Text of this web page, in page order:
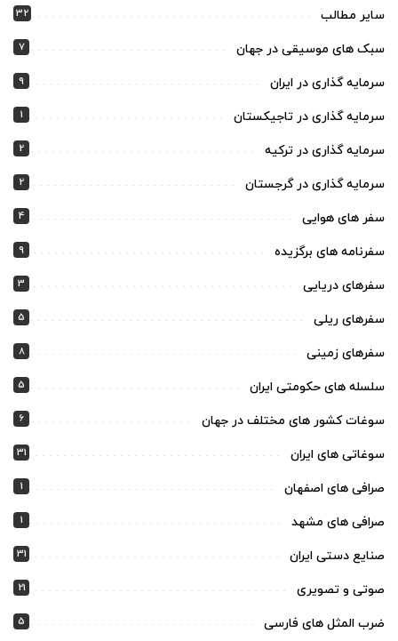
سایر مطالب 32
سبک های موسیقی در جهان 7
سرمایه گذاری در ایران 9
سرمایه گذاری در تاجیکستان 1
سرمایه گذاری در ترکیه 2
سرمایه گذاری در گرجستان 2
سفر های هوایی 4
سفرنامه های برگزیده 9
سفرهای دریایی 3
سفرهای ریلی 5
سفرهای زمینی 8
سلسله های حکومتی ایران 5
سوغات کشور های مختلف در جهان 6
سوغاتی های ایران 31
صرافی های اصفهان 1
صرافی های مشهد 1
صنایع دستی ایران 31
صوتی و تصویری 21
ضرب المثل های فارسی 5